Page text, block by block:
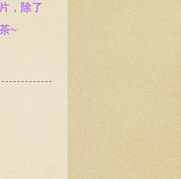
，除了
~